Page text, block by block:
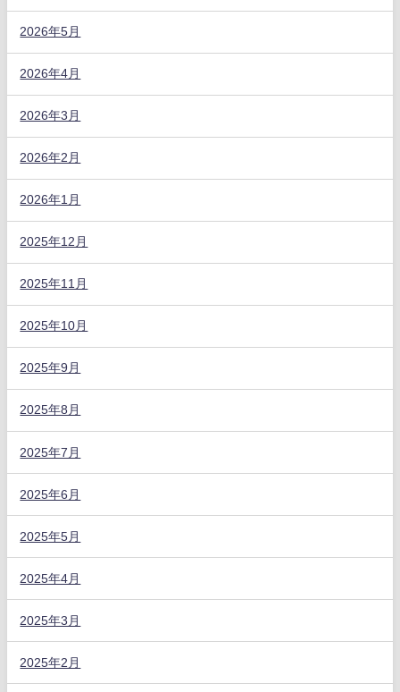
2026年5月
2026年4月
2026年3月
2026年2月
2026年1月
2025年12月
2025年11月
2025年10月
2025年9月
2025年8月
2025年7月
2025年6月
2025年5月
2025年4月
2025年3月
2025年2月